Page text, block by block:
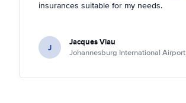
insurances suitable for my needs.
J Jacques Viau
Johannesburg International Airport